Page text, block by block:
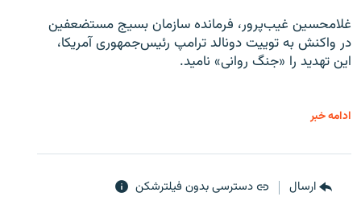
غلامحسین غیب‌پرور، فرمانده سازمان بسیج مستضعفین
در واکنش به توییت دونالد ترامپ رئیس‌جمهوری آمریکا،
این تهدید را «جنگ روانی» نامید.
ادامه خبر
ارسال دسترسی بدون فیلترشکن